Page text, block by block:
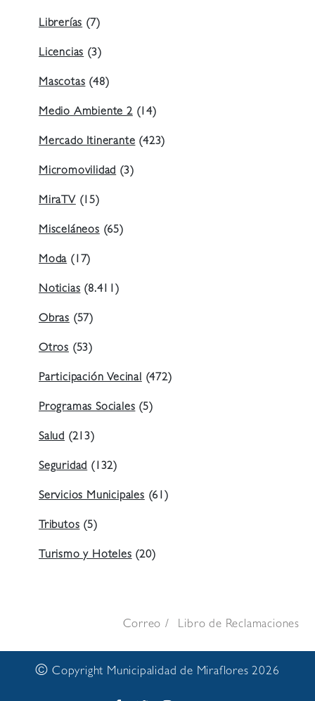
Librerías (7)
Licencias (3)
Mascotas (48)
Medio Ambiente 2(14)
Mercado Itinerante (423)
Micromovilidad (3)
MiraTV (15)
Misceláneos (65)
Moda (17)
Noticias (8.411)
Obras (57)
Otros (53)
Participación Vecinal (472)
Programas Sociales (5)
Salud (213)
Seguridad (132)
Servicios Municipales (61)
Tributos (5)
Turismo y Hoteles (20)
Correo Libro de Reclamaciones
© Copyright Municipalidad de Miraflores 2026